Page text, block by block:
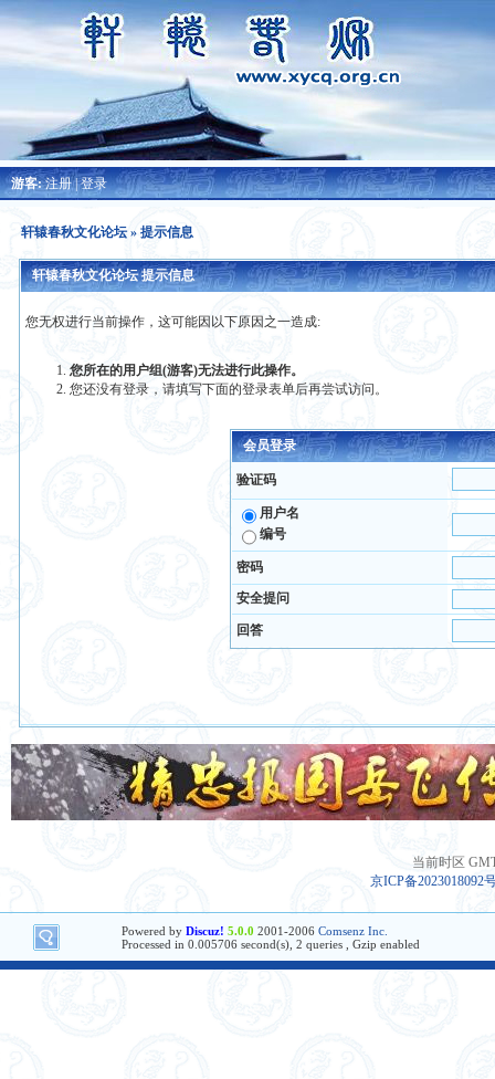
游客:注册|登录
轩辕春秋文化论坛» 提示信息
轩辕春秋文化论坛 提示信息
您无权进行当前操作，这可能因以下原因之一造成:
您所在的用户组(游客)无法进行此操作。
您还没有登录，请填写下面的登录表单后再尝试访问。
会员登录
验证码
用户名
编号
密码
安全提问
回答
当前时区
京ICP备2023018092
Powered by Discuz! 5.0.0 2001-2006 Comsenz Inc.
Processed in 0.005706 second(s), 2 queries , Gzip enabled